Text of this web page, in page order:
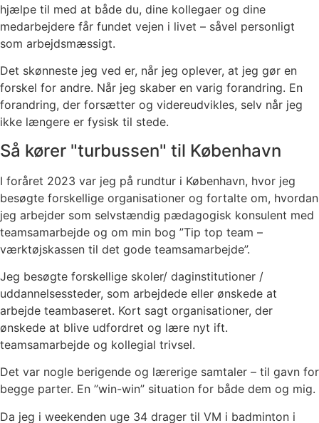
hjælpe til med at både du, dine kollegaer og dine
medarbejdere får fundet vejen i livet – såvel personligt
som arbejdsmæssigt.
Det skønneste jeg ved er, når jeg oplever, at jeg gør en
forskel for andre. Når jeg skaber en varig forandring. En
forandring, der forsætter og videreudvikles, selv når jeg
ikke længere er fysisk til stede.
Så kører "turbussen" til København
I foråret 2023 var jeg på rundtur i København, hvor jeg
besøgte forskellige organisationer og fortalte om, hvordan
jeg arbejder som selvstændig pædagogisk konsulent med
teamsamarbejde og om min bog ”Tip top team –
værktøjskassen til det gode teamsamarbejde”.
Jeg besøgte forskellige skoler/ daginstitutioner /
uddannelsessteder, som arbejdede eller ønskede at
arbejde teambaseret. Kort sagt organisationer, der
ønskede at blive udfordret og lære nyt ift.
teamsamarbejde og kollegial trivsel.
Det var nogle berigende og lærerige samtaler – til gavn for
begge parter. En ”win-win” situation for både dem og mig.
Da jeg i weekenden uge 34 drager til VM i badminton i